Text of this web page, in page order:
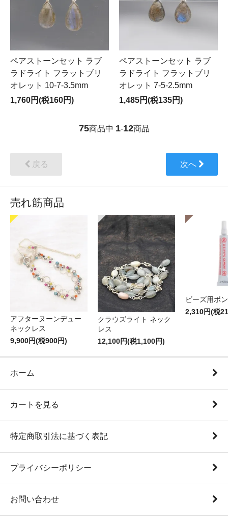
ペアストーンセット ラブ
ラドライト フラットブリ
オレット 10-7-3.5mm
1,760円(税160円)
ペアストーンセット ラブ
ラドライト フラットブリ
オレット 7-5-2.5mm
1,485円(税135円)
75商品中 1-12商品
戻る 次へ
売れ筋商品
アフターヌーンデュー
ネックレス
9,900円(税900円)
クラウズライト ネック
レス
12,100円(税1,100円)
ビーズ用ボ
2,310円(税
ホーム
カートを見る
特定商取引法に基づく表記
プライバシーポリシー
お問い合わせ